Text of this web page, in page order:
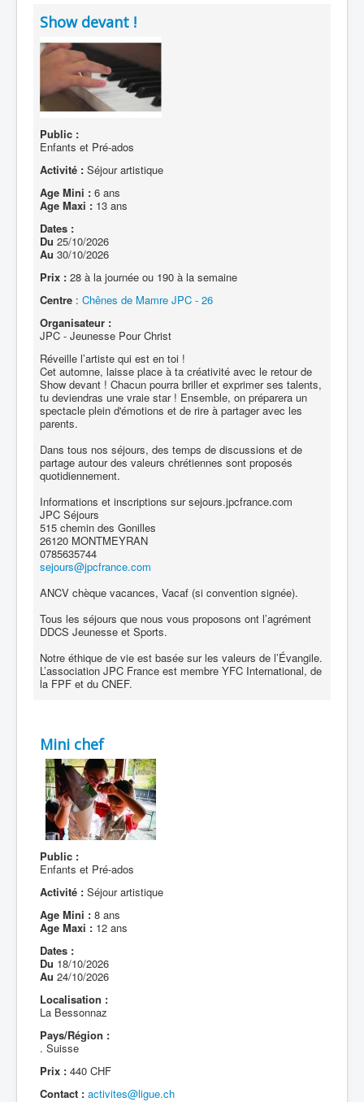
Show devant !
Public :
Enfants et Pré-ados
Activité : Séjour artistique
Age Mini : 6 ans
Age Maxi : 13 ans
Dates :
Du 25/10/2026
Au 30/10/2026
Prix : 28 à la journée ou 190 à la semaine
Centre : Chênes de Mamre JPC - 26
Organisateur :
JPC - Jeunesse Pour Christ
Réveille l’artiste qui est en toi !
Cet automne, laisse place à ta créativité avec le retour de
Show devant ! Chacun pourra briller et exprimer ses talents,
tu deviendras une vraie star ! Ensemble, on préparera un
spectacle plein d'émotions et de rire à partager avec les
parents.
Dans tous nos séjours, des temps de discussions et de
partage autour des valeurs chrétiennes sont proposés
quotidiennement.
Informations et inscriptions sur sejours.jpcfrance.com
JPC Séjours
515 chemin des Gonilles
26120 MONTMEYRAN
0785635744
sejours@jpcfrance.com
ANCV chèque vacances, Vacaf (si convention signée).
Tous les séjours que nous vous proposons ont l’agrément
DDCS Jeunesse et Sports.
Notre éthique de vie est basée sur les valeurs de l’Évangile.
L’association JPC France est membre YFC International, de
la FPF et du CNEF.
Mini chef
Public :
Enfants et Pré-ados
Activité : Séjour artistique
Age Mini : 8 ans
Age Maxi : 12 ans
Dates :
Du 18/10/2026
Au 24/10/2026
Localisation :
La Bessonnaz
Pays/Région :
. Suisse
Prix : 440 CHF
Contact : activites@ligue.ch